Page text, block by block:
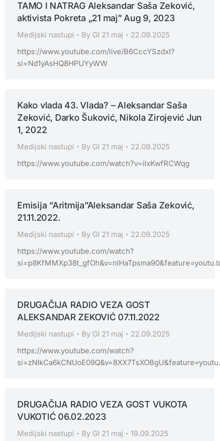
TAMO I NATRAG Aleksandar Saša Zeković,
aktivista Pokreta „21 maj” Aug 9, 2023
Medijski nastupi By GI 21 maj
22.09.2025
https://www.youtube.com/live/B6CccYSzdxI?
si=Nd1yAsHQ8HPUYyWW
Kako vlada 43. Vlada? – Aleksandar Saša
Zeković, Darko Šuković, Nikola Zirojević Jun
1, 2022
Medijski nastupi By GI 21 maj
22.09.2025
https://www.youtube.com/watch?v=iIxKwfRCWqg
Emisija “Aritmija”Aleksandar Saša Zeković,
21.11.2022.
Medijski nastupi By GI 21 maj
22.09.2025
https://www.youtube.com/watch?
DRUGAČIJA RADIO VEZA GOST
ALEKSANDAR ZEKOVIĆ 07.11.2022
Medijski nastupi By GI 21 maj
22.09.2025
https://www.youtube.com/watch?
DRUGAČIJA RADIO VEZA GOST VUKOTA
VUKOTIĆ 06.02.2023
Medijski nastupi By GI 21 maj
19.09.2025